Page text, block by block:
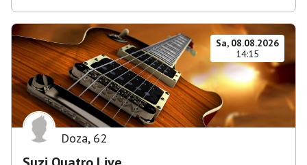
Sa, 08.08.2026
14:15
Doza, 62